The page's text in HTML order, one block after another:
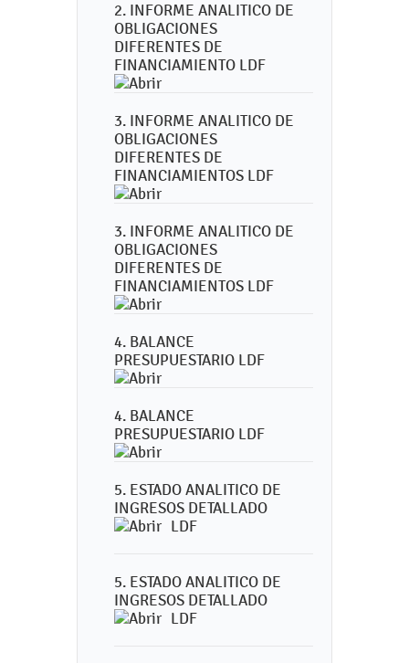
2. INFORME ANALITICO DE
OBLIGACIONES
DIFERENTES DE
FINANCIAMIENTO LDF
3. INFORME ANALITICO DE
OBLIGACIONES
DIFERENTES DE
FINANCIAMIENTOS LDF
3. INFORME ANALITICO DE
OBLIGACIONES
DIFERENTES DE
FINANCIAMIENTOS LDF
4. BALANCE
PRESUPUESTARIO LDF
4. BALANCE
PRESUPUESTARIO LDF
5. ESTADO ANALITICO DE
INGRESOS DETALLADO
LDF
5. ESTADO ANALITICO DE
INGRESOS DETALLADO
LDF